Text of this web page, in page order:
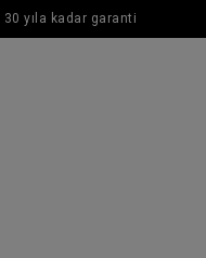
30 yıla kadar garanti